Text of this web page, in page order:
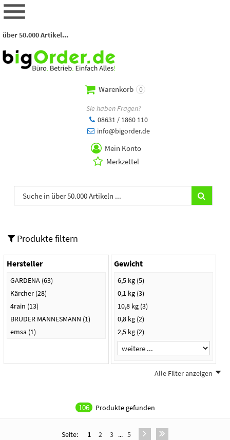
über 50.000 Artikel...
Warenkorb 0
Sie haben Fragen?
08631 / 1860 110
info@bigorder.de
Mein Konto
Merkzettel
Produkte filtern
Hersteller
GARDENA (63)
Kärcher (28)
4rain (13)
BRÜDER MANNESMANN (1)
emsa (1)
Gewicht
6,5 kg (5)
0,1 kg (3)
10,8 kg (3)
0,8 kg (2)
2,5 kg (2)
Alle Filter anzeigen
106 Produkte gefunden
Seite: 1 2 3 ... 5